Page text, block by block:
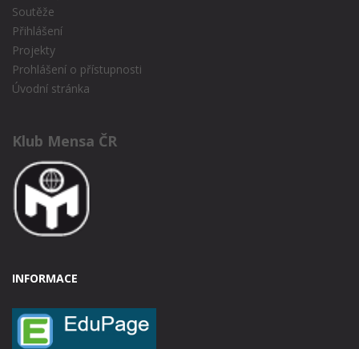
Soutěže
Přihlášení
Projekty
Prohlášení o přístupnosti
Úvodní stránka
Klub Mensa ČR
INFORMACE